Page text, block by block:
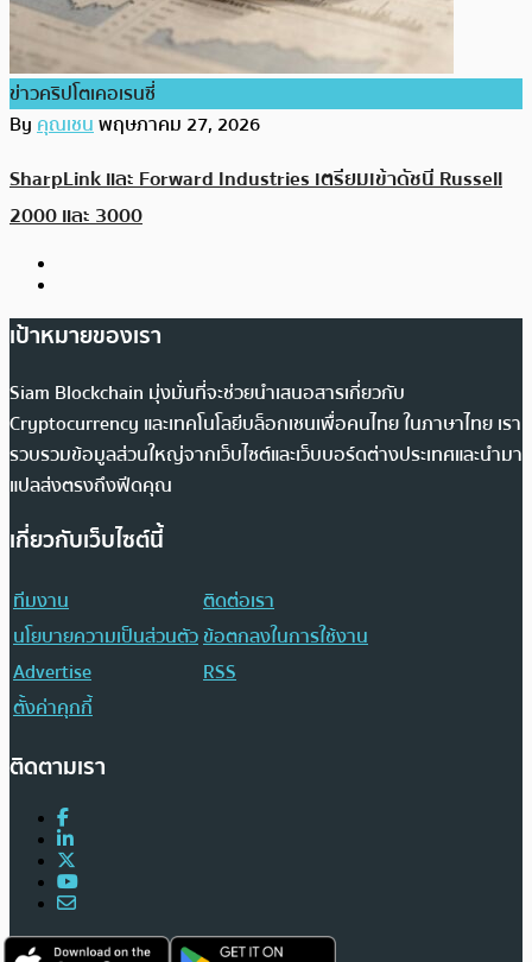
ข่าวคริปโตเคอเรนซี่
Byคุณเชนพฤษภาคม 27, 2026
SharpLink และ Forward Industries เตรียมเข้าดัชนี Russell
2000 และ 3000
เป้าหมายของเรา
Siam Blockchain มุ่งมั่นที่จะช่วยนำเสนอสารเกี่ยวกับ
Cryptocurrency และเทคโนโลยีบล็อกเชนเพื่อคนไทย ในภาษาไทย เรา
รวบรวมข้อมูลส่วนใหญ่จากเว็บไซต์และเว็บบอร์ดต่างประเทศและนำมา
แปลส่งตรงถึงฟีดคุณ
เกี่ยวกับเว็บไซต์นี้
ทีมงาน
ติดต่อเรา
นโยบายความเป็นส่วนตัวข้อตกลงในการใช้งาน
Advertise
RSS
ตั้งค่าคุกกี้
ติดตามเรา